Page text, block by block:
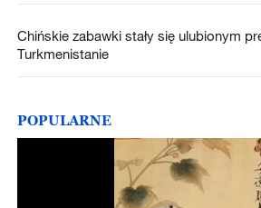
Chińskie zabawki stały się ulubionym
Turkmenistanie
POPULARNE